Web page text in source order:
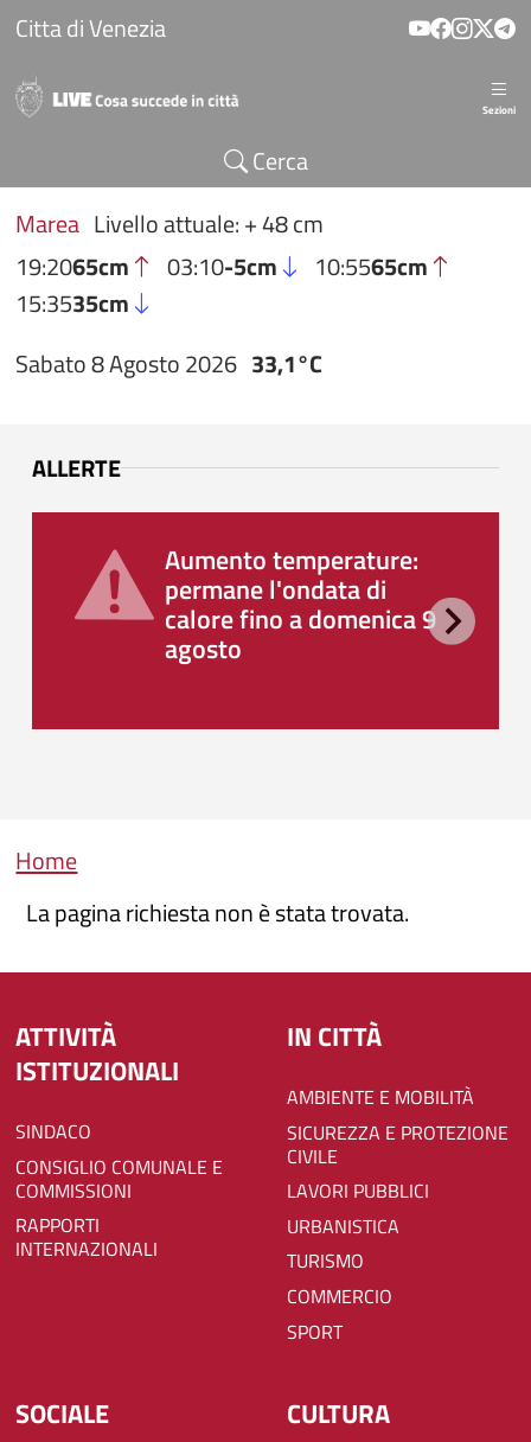
Salta al contenuto principale
Citta di Venezia
Sezioni
Cerca
Marea Livello attuale: + 48 cm
19:2065cm 03:10-5cm 10:5565cm
15:3535cm
Sabato 8 Agosto 2026 33,1°C
ALLERTE
Aumento temperature:
permane l'ondata di
calore fino a domenica 9
agosto
Briciole di pane
Home
La pagina richiesta non è stata trovata.
ATTIVITÀ
ISTITUZIONALI
SINDACO
CONSIGLIO COMUNALE E
COMMISSIONI
RAPPORTI
INTERNAZIONALI
IN CITTÀ
AMBIENTE E MOBILITÀ
SICUREZZA E PROTEZIONE
CIVILE
LAVORI PUBBLICI
URBANISTICA
TURISMO
COMMERCIO
SPORT
SOCIALE CULTURA